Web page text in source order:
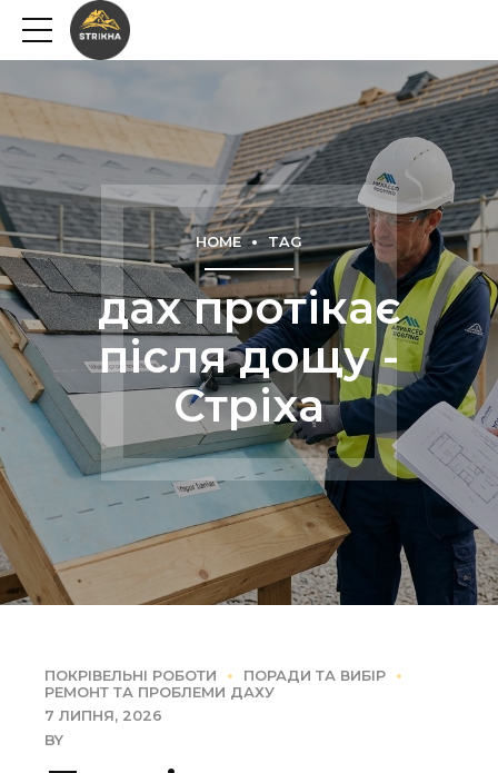
HOME TAG
дах протікає
після дощу -
Стріха
ПОКРІВЕЛЬНІ РОБОТИ
ПОРАДИ ТА ВИБІР
РЕМОНТ ТА ПРОБЛЕМИ ДАХУ
7 ЛИПНЯ, 2026
BY